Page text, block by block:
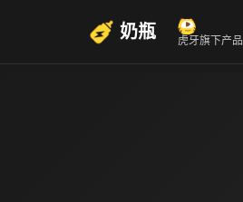
奶瓶 虎牙旗下产品